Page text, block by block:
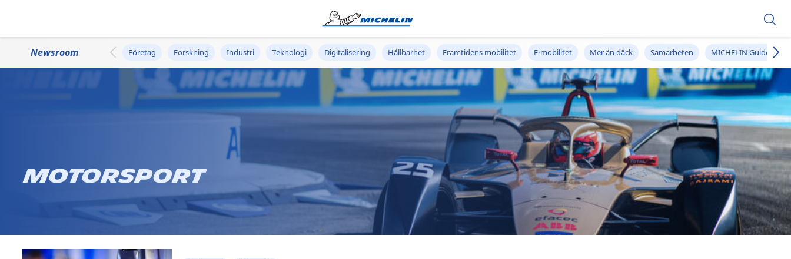
Newsroom Företag Forskning Industri Teknologi Digitalisering Hållbarhet Framtidens mobilitet E-mobilitet Mer än däck Samarbeten MICHELIN Guide
Motorsport